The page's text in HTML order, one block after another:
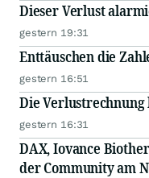
Dieser Verlust
gestern 19:31
Enttäuschen die
gestern 16:51
Die Verlustrechnung
gestern 16:31
DAX, Iovance
der Community am